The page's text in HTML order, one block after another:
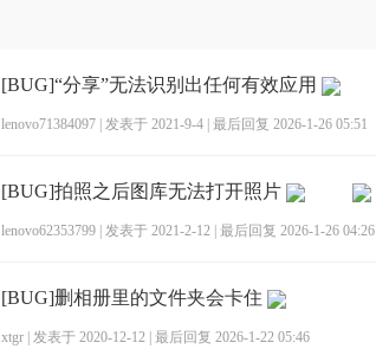
[BUG]“分享”无法识别出任何有效应用
lenovo71384097 发表于 2021-9-4 最后回复 2026-1-26 05:51
[BUG]拍照之后图库无法打开照片
lenovo62353799 发表于 2021-2-12 最后回复 2026-1-26 04:26
[BUG]删相册里的文件夹会卡住
xtgr 发表于 2020-12-12 最后回复 2026-1-22 05:46